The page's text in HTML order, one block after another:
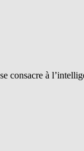
consacre à